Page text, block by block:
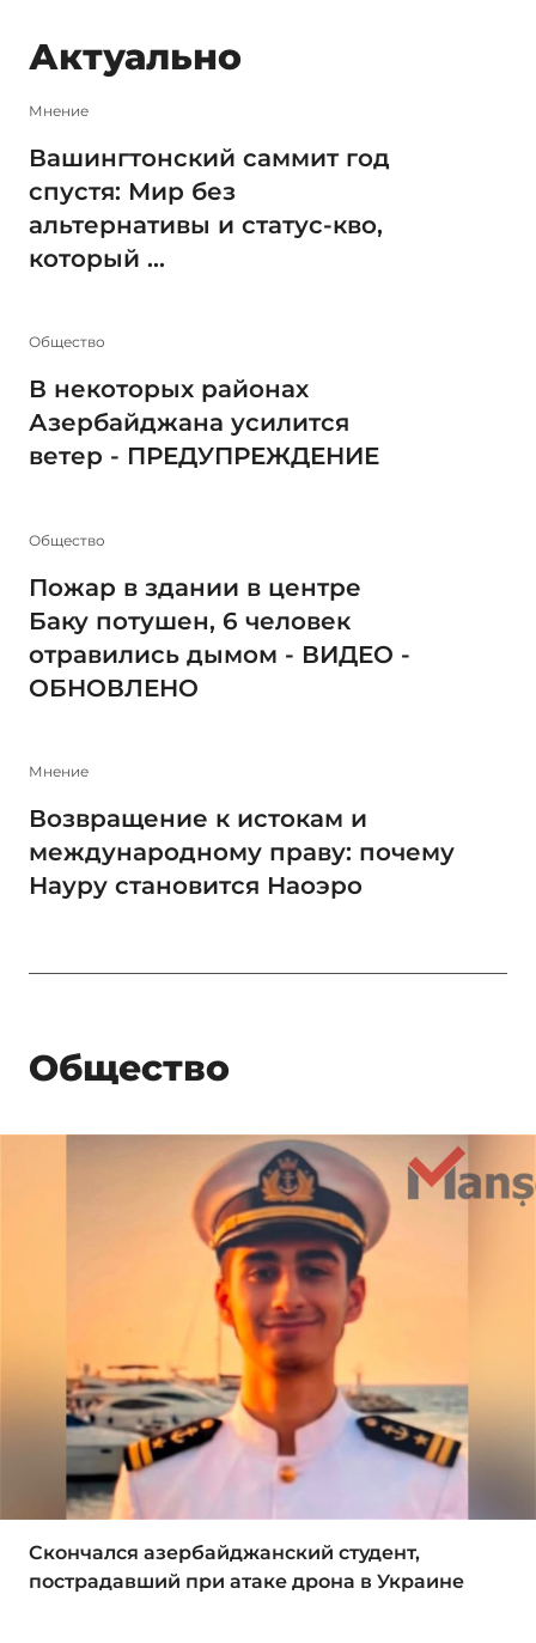
Актуально
Мнение
Вашингтонский саммит год
спустя: Мир без
альтернативы и статус-кво,
который ...
Общество
В некоторых районах
Азербайджана усилится
ветер - ПРЕДУПРЕЖДЕНИЕ
Общество
Пожар в здании в центре
Баку потушен, 6 человек
отравились дымом - ВИДЕО -
ОБНОВЛЕНО
Мнение
Возвращение к истокам и
международному праву: почему
Науру становится Наоэро
Общество
Скончался азербайджанский студент,
пострадавший при атаке дрона в Украине